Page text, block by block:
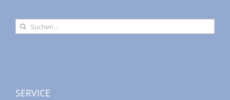
Suche
nach:
SERVICE